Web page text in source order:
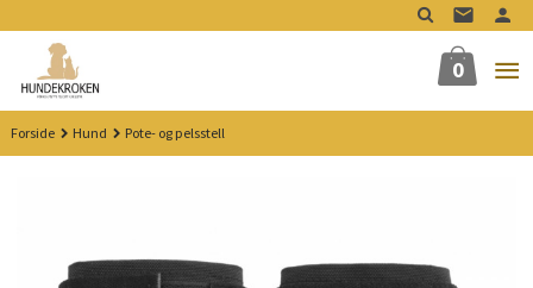
til
innholdet
0
Forside Hund Pote- og pelsstell